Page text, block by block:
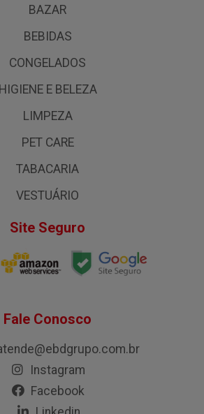
BAZAR
BEBIDAS
CONGELADOS
HIGIENE E BELEZA
LIMPEZA
PET CARE
TABACARIA
VESTUÁRIO
Site Seguro
Fale Conosco
Instagram
Facebook